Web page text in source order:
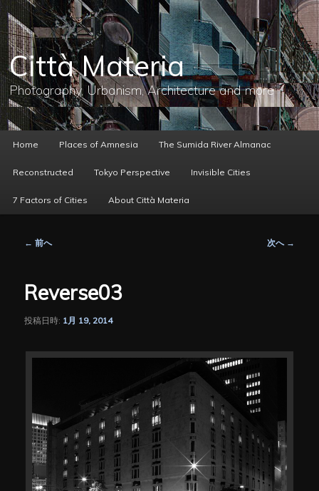
メ
イ
ン
コ
ン
テ
ン
へ
移
動
Città Materia
Photography, Urbanism, Architecture and more
ー
Home Places of Amnesia The Sumida River Almanac
Reconstructed Tokyo Perspective Invisible Cities
7 Factors of Cities About Città Materia
ビ
ゲ
シ
ン
← 前へ 次へ →
Reverse03
投稿日時: 1月 19, 2014